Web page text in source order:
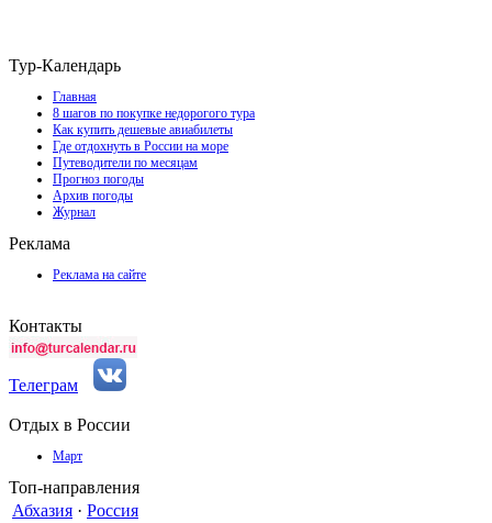
Тур-Календарь
Главная
8 шагов по покупке недорогого тура
Как купить дешевые авиабилеты
Где отдохнуть в России на море
Путеводители по месяцам
Прогноз погоды
Архив погоды
Журнал
Реклама
Реклама на сайте
Контакты
Телеграм
Отдых в России
Март
Топ-направления
Абхазия · Россия